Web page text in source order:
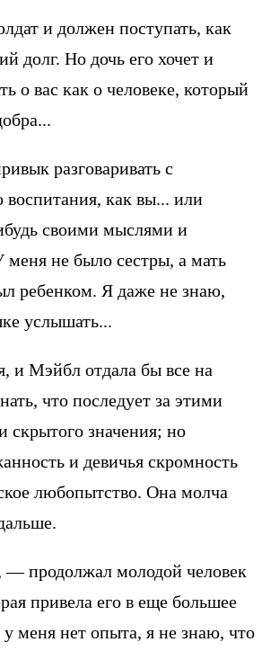
и должен поступать, как
долг. Но дочь его хочет и
о вас как о человеке, который
разговаривать с
воспитания, как вы... или
своими мыслями и
не было сестры, а мать
ребенком. Я даже не знаю,
услышать...
и Мэйбл отдала бы все на
что последует за этими
скрытого значения; но
и девичья скромность
любопытство. Она молча
— продолжал молодой человек
привела его в еще большее
меня нет опыта, я не знаю, что